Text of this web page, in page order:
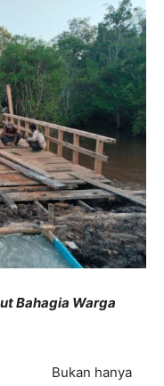
Bahagia Warga
Bukan hanya